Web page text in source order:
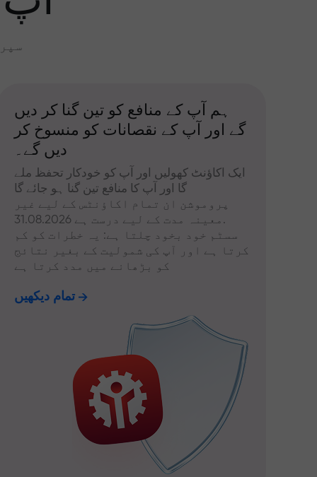
ہم آپ کے منافع کو تین گنا کر دیں
گے اور آپ کے نقصانات کو منسوخ کر
دیں گے۔
ایک اکاؤنٹ کھولیں اور آپ کو خودکار تحفظ ملے
گا اور آپ کا منافع تین گنا ہو جائے گا
پروموشن ان تمام اکاؤنٹس کے لیے غیر
معینہ مدت کے لیے درست ہے 31.08.2026.
سسٹم خود بخود چلتا ہے: یہ خطرات کو کم
کرتا ہے اور آپ کی شمولیت کے بغیر نتائج
کو بڑھانے میں مدد کرتا ہے
تمام دیکھیں